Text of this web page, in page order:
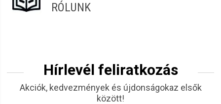
RÓLUNK
Hírlevél feliratkozás
Akciók, kedvezmények és újdonságokaz elsők
között!